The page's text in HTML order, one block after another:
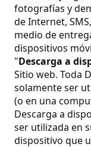
fotografías y
de Internet,
medio de
dispositivos
"Descarga a
Sitio web. Toda
solamente ser
(o en una
Descarga a
ser utilizada en
dispositivo que